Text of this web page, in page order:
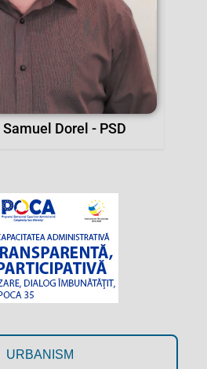
Samuel Dorel - PSD
URBANISM